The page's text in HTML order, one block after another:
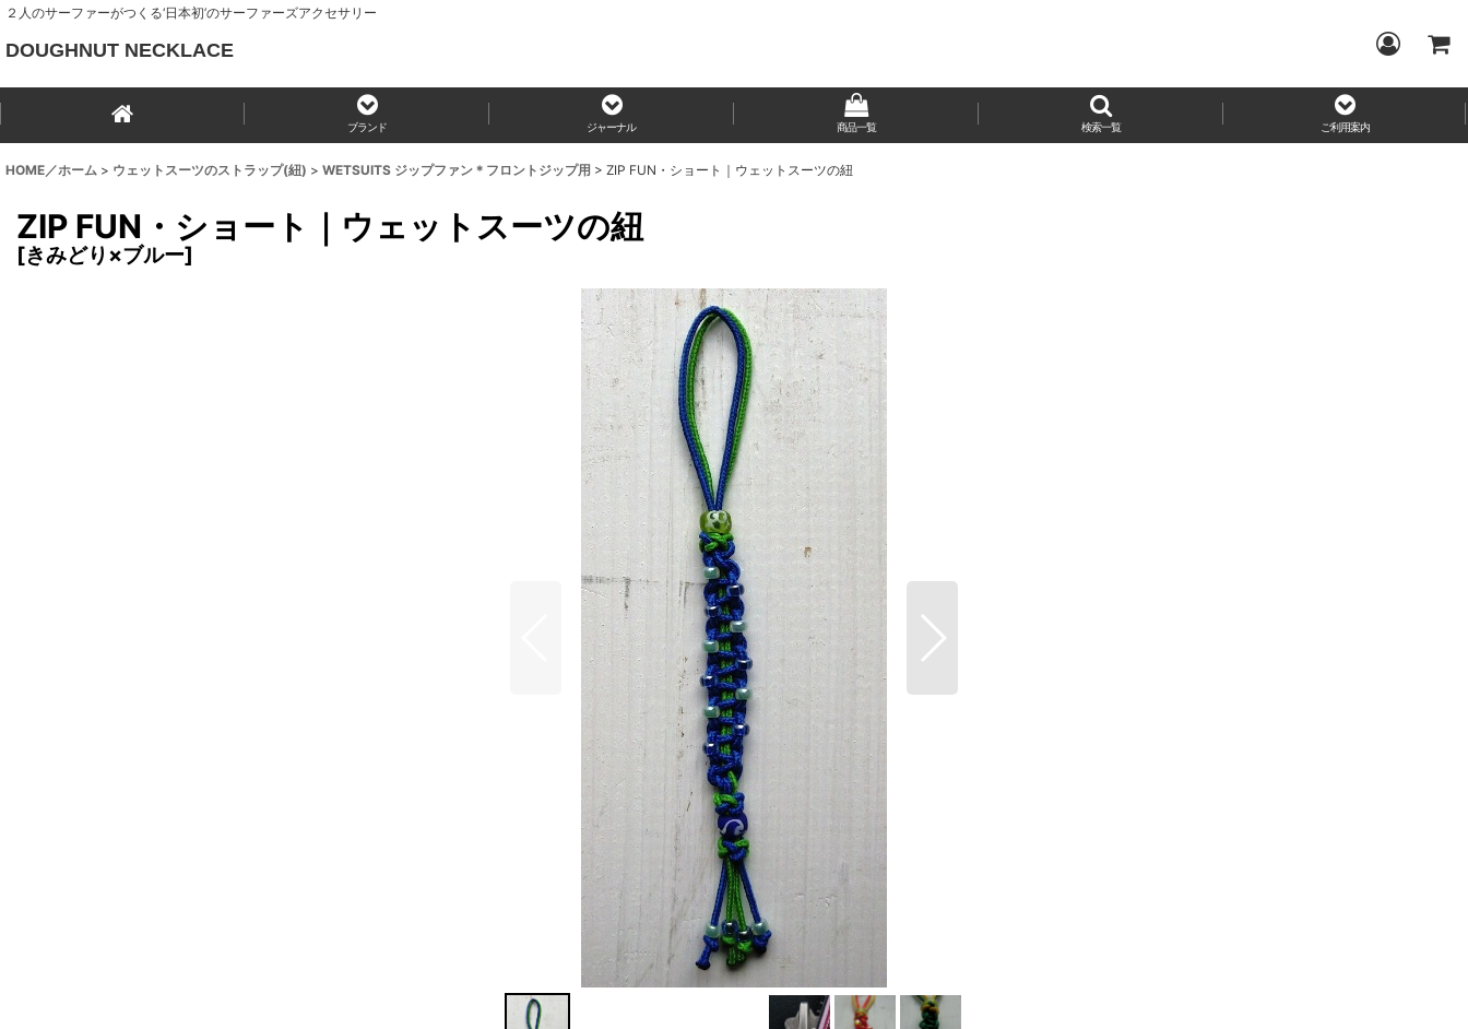
２人のサーファーがつくる‘日本初’のサーファーズアクセサリー
DOUGHNUT NECKLACE
ブランド ジャーナル 商品一覧 検索一覧 ご利用案内
HOME／ホーム > ウェットスーツのストラップ(紐) > WETSUITS ジップファン＊フロントジップ用 > ZIP FUN・ショート｜ウェットスーツの紐
ZIP FUN・ショート｜ウェットスーツの紐
[きみどり×ブルー]